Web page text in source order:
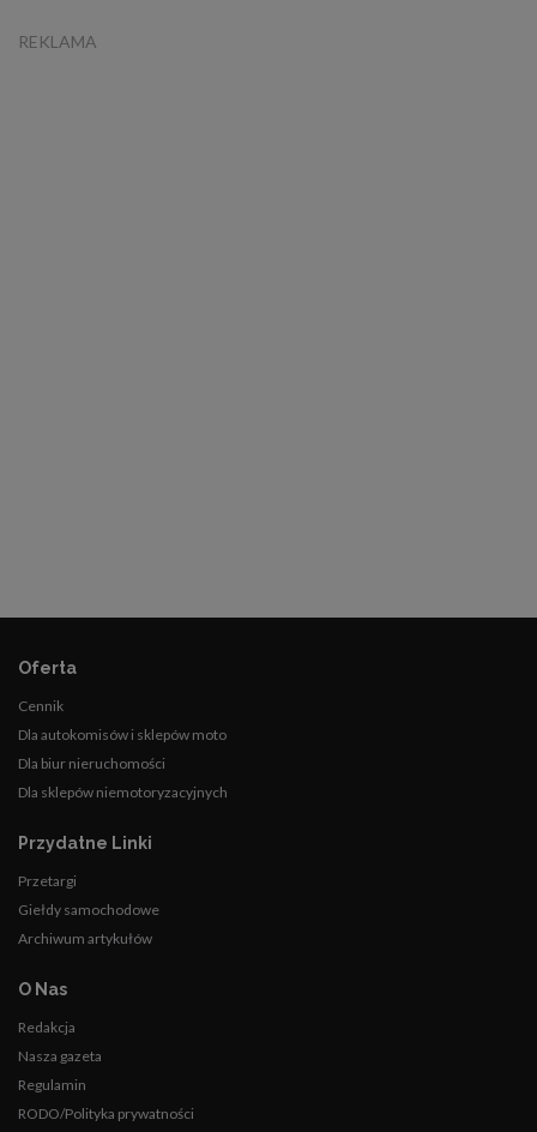
REKLAMA
Oferta
Cennik
Dla autokomisów i sklepów moto
Dla biur nieruchomości
Dla sklepów niemotoryzacyjnych
Przydatne Linki
Przetargi
Giełdy samochodowe
Archiwum artykułów
O Nas
Redakcja
Nasza gazeta
Regulamin
RODO/Polityka prywatności